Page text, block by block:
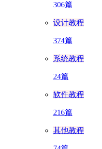
306篇
设计教程
374篇
系统教程
24篇
软件教程
216篇
其他教程